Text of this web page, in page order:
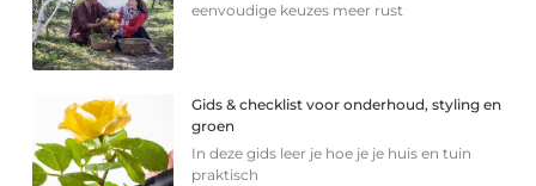
eenvoudige keuzes meer rust
Gids & checklist voor onderhoud, styling en
groen
In deze gids leer je hoe je je huis en tuin
praktisch